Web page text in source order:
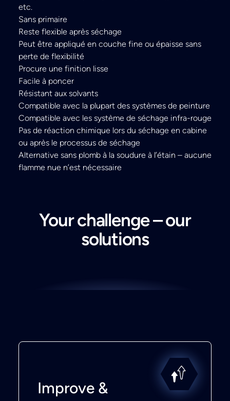
etc.
Sans primaire
Reste flexible après séchage
Peut être appliqué en couche fine ou épaisse sans
perte de flexibilité
Procure une finition lisse
Facile à poncer
Résistant aux solvants
Compatible avec la plupart des systèmes de peinture
Compatible avec les système de séchage infra-rouge
Pas de réaction chimique lors du séchage en cabine
ou après le processus de séchage
Alternative sans plomb à la soudure à l’étain – aucune
flamme nue n’est nécessaire
Your challenge – our
solutions
Improve &